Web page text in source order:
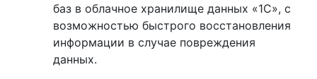
баз в облачное хранилище данных «1С», с
возможностью быстрого восстановления
информации в случае повреждения
данных.